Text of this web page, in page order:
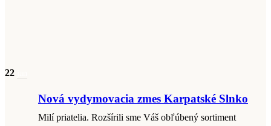
22
Nová vydymovacia zmes Karpatské Slnko
Milí priatelia. Rozšírili sme Váš obľúbený sortiment